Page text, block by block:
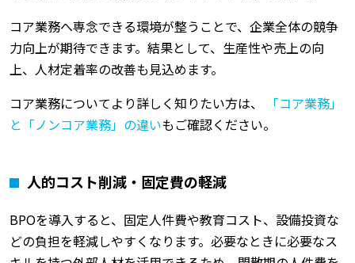
コア業務へ専念できる環境が整うことで、企業全体の競争
力向上が期待できます。結果として、生産性や売上の向
上、人材定着率の改善も見込めます。
コア業務についてより詳しく知りたい方は、
「コア業務」
と「ノンコア業務」の違いもご確認ください。
人的コスト削減・固定費の軽減
BPOを導入すると、固定人件費や教育コスト、設備投資な
どの負担を軽減しやすくなります。必要なときに必要なス